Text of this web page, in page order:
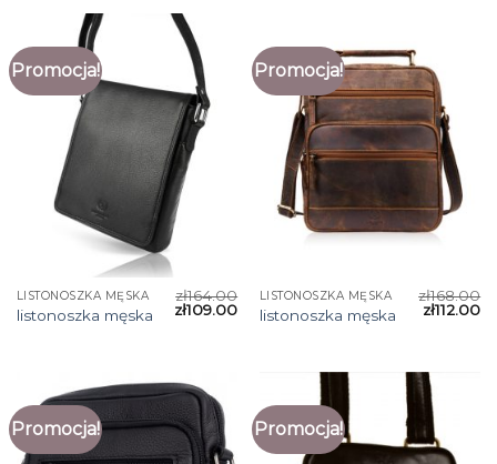
Promocja!
LISTONOSZKA MĘSKA
listonoszka męska
zł164.00
zł109.00
Promocja!
LISTONOSZKA MĘSKA
listonoszka męska
zł168.00
zł112.00
Promocja! Promocja!